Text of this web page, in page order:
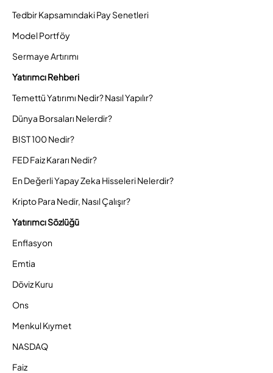
Tedbir Kapsamındaki Pay Senetleri
Model Portföy
Sermaye Artırımı
Yatırımcı Rehberi
Temettü Yatırımı Nedir? Nasıl Yapılır?
Dünya Borsaları Nelerdir?
BIST 100 Nedir?
FED Faiz Kararı Nedir?
En Değerli Yapay Zeka Hisseleri Nelerdir?
Kripto Para Nedir, Nasıl Çalışır?
Yatırımcı Sözlüğü
Enflasyon
Emtia
Döviz Kuru
Ons
Menkul Kıymet
NASDAQ
Faiz